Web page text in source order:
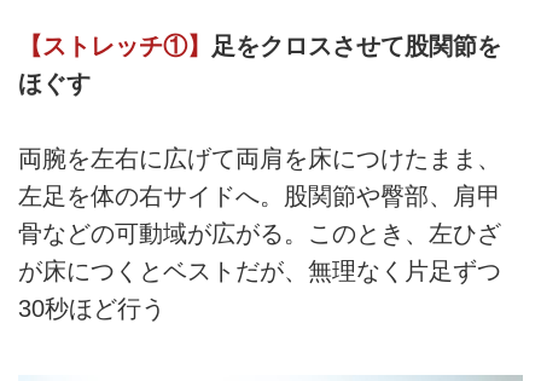
【ストレッチ①】 足をクロスさせて股関節を
ほぐす
両腕を左右に広げて両肩を床につけたまま、
左足を体の右サイドへ。股関節や臀部、肩甲
骨などの可動域が広がる。このとき、左ひざ
が床につくとベストだが、無理なく片足ずつ
30秒ほど行う